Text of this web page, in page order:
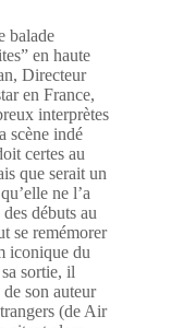
balade
en haute
Directeur
en France,
interprètes
scène indé
certes au
que serait un
ne l’a
débuts au
se remémorer
iconique du
sortie, il
son auteur
(de Air